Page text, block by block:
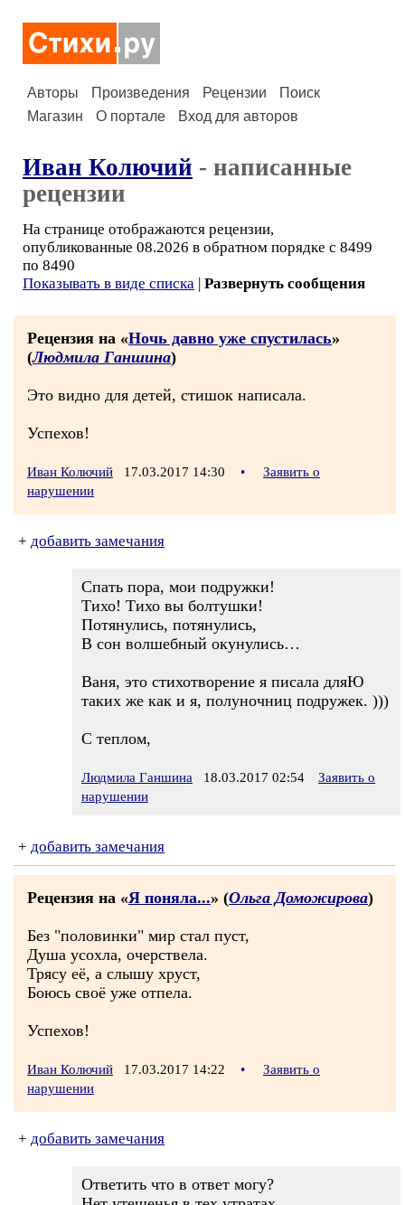
Авторы Произведения Рецензии
Поиск
Магазин
О портале Вход для авторов
Иван Колючий - написанные
рецензии
На странице отображаются рецензии,
опубликованные 08.2026 в обратном порядке с 8499
по 8490
Показывать в виде списка | Развернуть сообщения
Рецензия на «Ночь давно уже спустилась»
(Людмила Ганшина)
Это видно для детей, стишок написала.
Успехов!
Иван Колючий 17.03.2017 14:30 •
Заявить о
нарушении
+ добавить замечания
Спать пора, мои подружки!
Тихо! Тихо вы болтушки!
Потянулись, потянулись,
В сон волшебный окунулись…
Ваня, это стихотворение я писала дляЮ
таких же как и я, полуночниц подружек. )))
С теплом,
Людмила Ганшина 18.03.2017 02:54
Заявить о
нарушении
+ добавить замечания
Рецензия на «Я поняла...» (Ольга Доможирова)
Без "половинки" мир стал пуст,
Душа усохла, очерствела.
Трясу её, а слышу хруст,
Боюсь своё уже отпела.
Успехов!
Иван Колючий 17.03.2017 14:22 •
Заявить о
нарушении
+ добавить замечания
Ответить что в ответ могу?